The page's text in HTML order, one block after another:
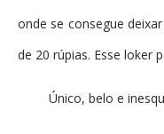
onde se consegue
de 20 rúpias. Esse loker
Único, belo e